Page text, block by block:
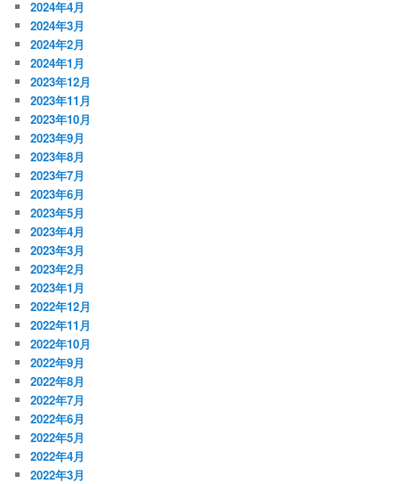
2024年4月
2024年3月
2024年2月
2024年1月
2023年12月
2023年11月
2023年10月
2023年9月
2023年8月
2023年7月
2023年6月
2023年5月
2023年4月
2023年3月
2023年2月
2023年1月
2022年12月
2022年11月
2022年10月
2022年9月
2022年8月
2022年7月
2022年6月
2022年5月
2022年4月
2022年3月